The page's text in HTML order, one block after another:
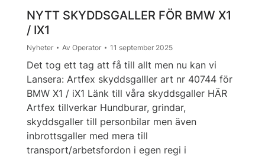
NYTT SKYDDSGALLER FÖR BMW X1
/ IX1
Nyheter Av Operator 11 september 2025
Det tog ett tag att få till allt men nu kan vi
Lansera: Artfex skyddsgalller art nr 40744 för
BMW X1 / iX1 Länk till våra skyddsgaller HÄR
Artfex tillverkar Hundburar, grindar,
skyddsgaller till personbilar men även
inbrottsgaller med mera till
transport/arbetsfordon i egen regi i